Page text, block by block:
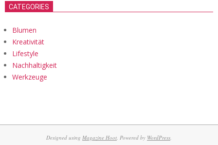
CATEGORIES
Blumen
Kreativität
Lifestyle
Nachhaltigkeit
Werkzeuge
Designed using Magazine Hoot. Powered by WordPress.